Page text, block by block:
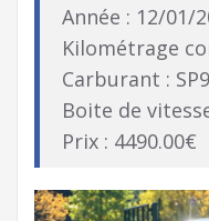
Année : 12/01/
Kilométrage
Carburant :
Boite de
Prix : 4490.00€